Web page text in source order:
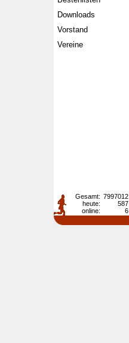
Downloads
Vorstand
Vereine
Gesamt: 7997012
heute:
587
online:
6